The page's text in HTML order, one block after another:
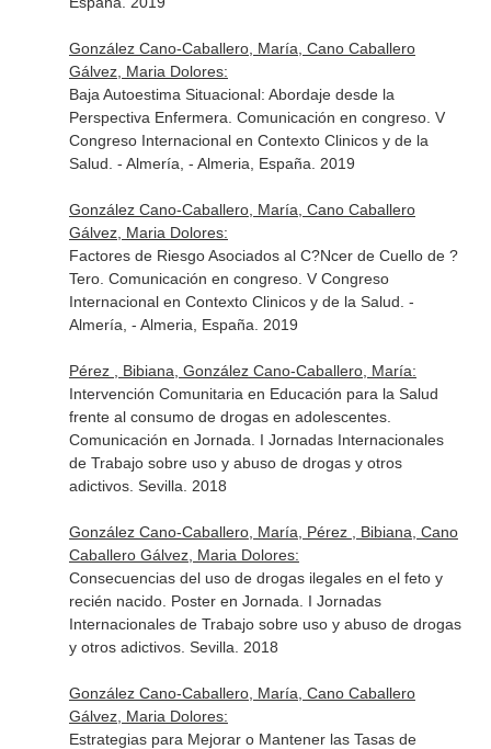
González Cano-Caballero, María, Cano Caballero
Gálvez, Maria Dolores:
Baja Autoestima Situacional: Abordaje desde la
Perspectiva Enfermera. Comunicación en congreso. V
Congreso Internacional en Contexto Clinicos y de la
Salud. - Almería, - Almeria, España. 2019
González Cano-Caballero, María, Cano Caballero
Gálvez, Maria Dolores:
Factores de Riesgo Asociados al C?Ncer de Cuello de ?
Tero. Comunicación en congreso. V Congreso
Internacional en Contexto Clinicos y de la Salud. -
Almería, - Almeria, España. 2019
Pérez , Bibiana, González Cano-Caballero, María:
Intervención Comunitaria en Educación para la Salud
frente al consumo de drogas en adolescentes.
Comunicación en Jornada. I Jornadas Internacionales
de Trabajo sobre uso y abuso de drogas y otros
adictivos. Sevilla. 2018
González Cano-Caballero, María, Pérez , Bibiana, Cano
Caballero Gálvez, Maria Dolores:
Consecuencias del uso de drogas ilegales en el feto y
recién nacido. Poster en Jornada. I Jornadas
Internacionales de Trabajo sobre uso y abuso de drogas
y otros adictivos. Sevilla. 2018
González Cano-Caballero, María, Cano Caballero
Gálvez, Maria Dolores:
Estrategias para Mejorar o Mantener las Tasas de